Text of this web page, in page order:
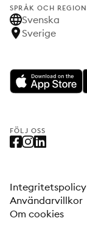
SPRÅK OCH REGION
Svenska
Sverige
FÖLJ OSS
Integritetspolicy
Användarvillkor
Om cookies